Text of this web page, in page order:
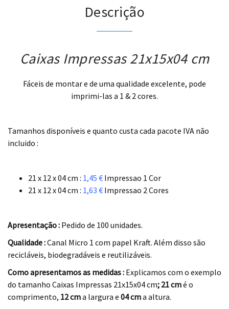
Descrição
Caixas Impressas 21x15x04 cm
Fáceis de montar e de uma qualidade excelente, pode
imprimi-las a 1 & 2 cores.
Tamanhos disponíveis e quanto custa cada pacote IVA não
incluido :
21 x 12 x 04 cm : 1,45 € Impressao 1 Cor
21 x 12 x 04 cm : 1,63 € Impressao 2 Cores
Apresentação : Pedido de 100 unidades.
Qualidade :Canal Micro 1 com papel Kraft. Além disso são
recicláveis, biodegradáveis e reutilizáveis.
Como apresentamos as medidas : Explicamos com o exemplo
do tamanho Caixas Impressas 21x15x04 cm; 21 cmé o
comprimento, 12 cma largura e 04 cma altura.